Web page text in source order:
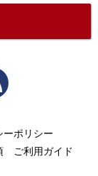
ーポリシー
ご利用ガイド